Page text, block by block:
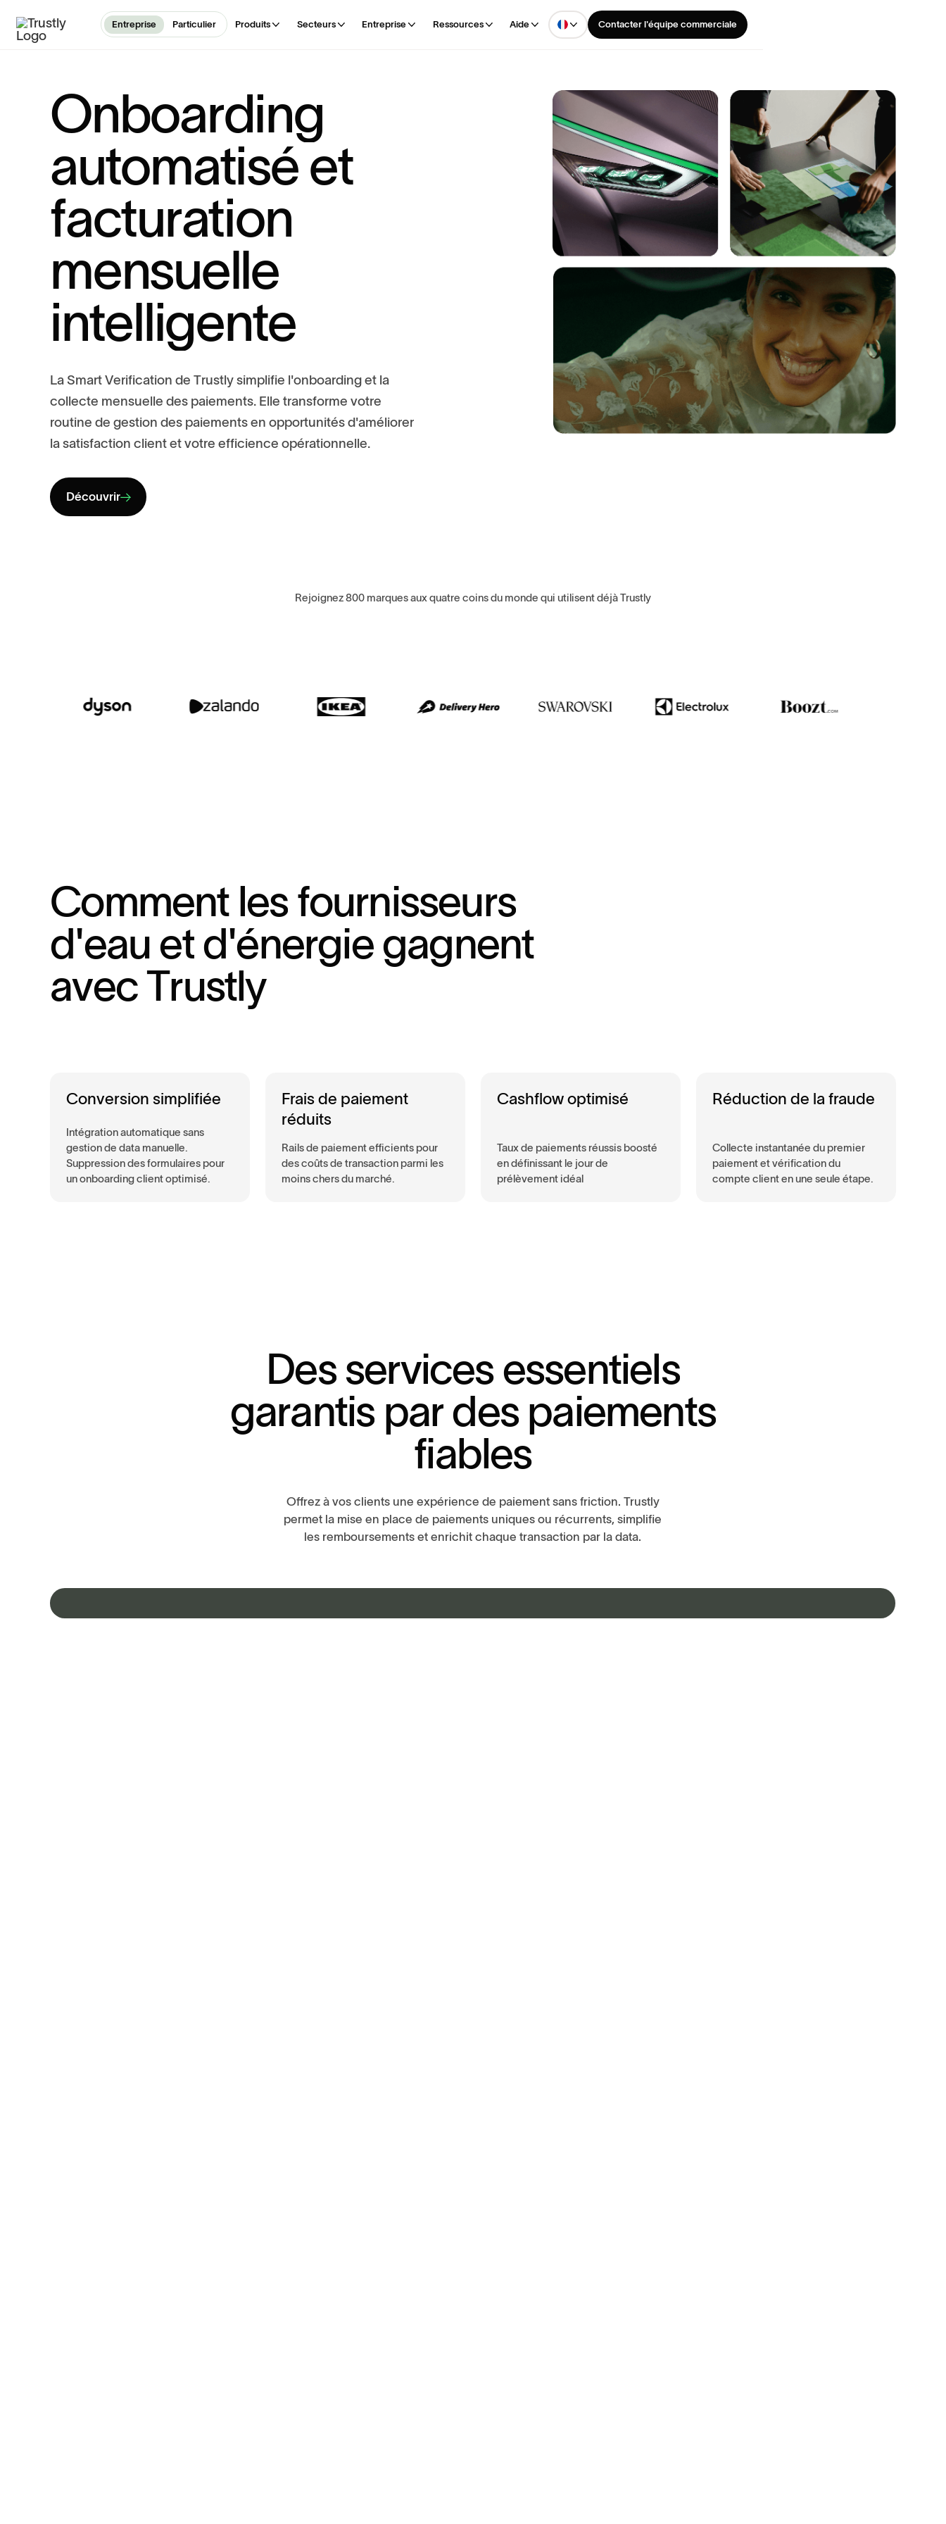
Entreprise Particulier Produits Secteurs Entreprise Ressources Aide Contacter l'équipe commerciale
Onboarding
automatisé et
facturation
mensuelle
intelligente
La Smart Verification de Trustly simplifie l'onboarding et la
collecte mensuelle des paiements. Elle transforme votre
routine de gestion des paiements en opportunités d'améliorer
la satisfaction client et votre efficience opérationnelle.
Découvrir
Rejoignez 800 marques aux quatre coins du monde qui utilisent déjà Trustly
Comment les fournisseurs
d'eau etd'énergiegagnent
avecTrustly
Conversion simplifiée
Intégration automatique sans
gestion de data manuelle.
Suppression des formulaires pour
un onboarding client optimisé.
Frais de paiement
réduits
Rails de paiement efficients pour
des coûts de transaction parmi les
moins chers du marché.
Cashflow optimisé
Taux de paiements réussis boosté
en définissant le jour de
prélèvement idéal
Réduction de la fraude
Collecte instantanée du premier
paiement et vérification du
compte client en une seule étape.
Des services essentiels
garantis pardes paiements
fiables
Offrez à vos clients une expérience de paiement sans friction. Trustly
permet la mise en place de paiements uniques ou récurrents, simplifie
les remboursements et enrichit chaque transaction par la data.